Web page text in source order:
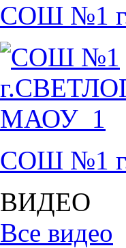
СОШ №1
СОШ №1
ВИДЕО
Все видео